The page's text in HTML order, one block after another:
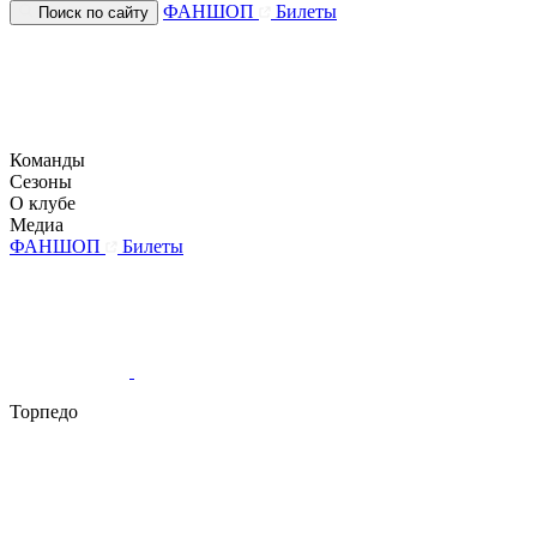
Поиск по сайту ФАНШОП Билеты
Команды
Сезоны
О клубе
Медиа
ФАНШОП
Билеты
Торпедо